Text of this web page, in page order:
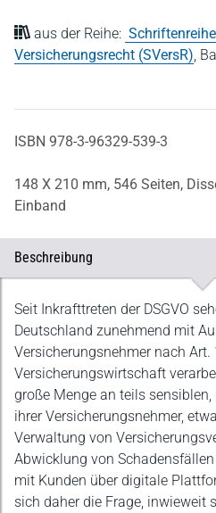
aus der Reihe:
Versicherungsrecht (SVersR),
ISBN 978-3-96329-539-3
148 X 210 mm, 546 Seiten,
Einband
Beschreibung
Beschreibung
Seit Inkrafttreten der DSGVO
Deutschland zunehmend mit
Versicherungsnehmer nach Art.
Versicherungswirtschaft
große Menge an teils
ihrer Versicherungsnehmer,
Verwaltung von
Abwicklung von
mit Kunden über digitale
sich daher die Frage, inwieweit